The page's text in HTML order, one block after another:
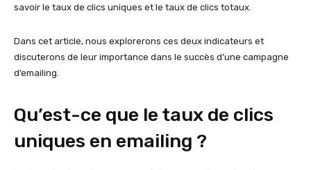
savoir le taux de clics uniques et le taux de clics totaux.
Dans cet article, nous explorerons ces deux indicateurs et
discuterons de leur importance dans le succès d’une campagne
d’emailing.
Qu’est-ce que le taux de clics
uniques en emailing ?